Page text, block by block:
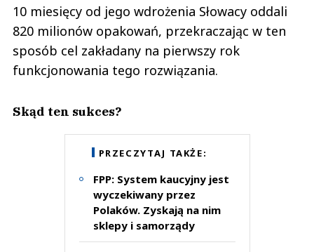
10 miesięcy od jego wdrożenia Słowacy oddali
820 milionów opakowań, przekraczając w ten
sposób cel zakładany na pierwszy rok
funkcjonowania tego rozwiązania.
Skąd ten sukces?
PRZECZYTAJ TAKŻE:
FPP: System kaucyjny jest
wyczekiwany przez
Polaków. Zyskają na nim
sklepy i samorządy